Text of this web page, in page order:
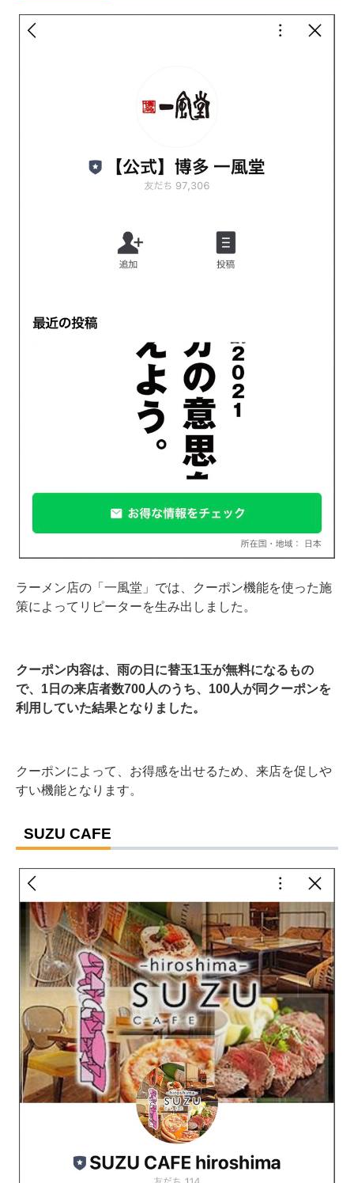
ラーメン店の「一風堂」では、クーポン機能を使った施
策によってリピーターを生み出しました。
クーポン内容は、雨の日に替玉1玉が無料になるもの
で、1日の来店者数700人のうち、100人が同クーポンを
利用していた結果となりました。
クーポンによって、お得感を出せるため、来店を促しや
すい機能となります。
SUZU CAFE